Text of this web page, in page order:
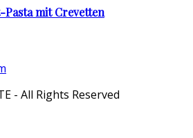
mit Crevetten
- All Rights Reserved